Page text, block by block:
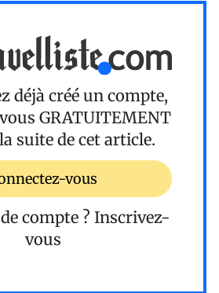
déjà créé un compte,
GRATUITEMENT
suite de cet article.
vous
compte ? Inscrivez-
vous